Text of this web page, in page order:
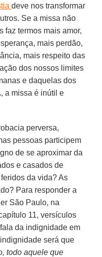
deve nos transformar
Se a missa não
faz termos mais amor,
mais perdão,
mais respeito das
dos nossos limites
e daquelas dos
a missa é inútil e
perversa,
pessoas participem
de se aproximar da
e casados de
da vida? As
Para responder a
São Paulo, na
11, versículos
da indignidade em
será que
todo aquele que